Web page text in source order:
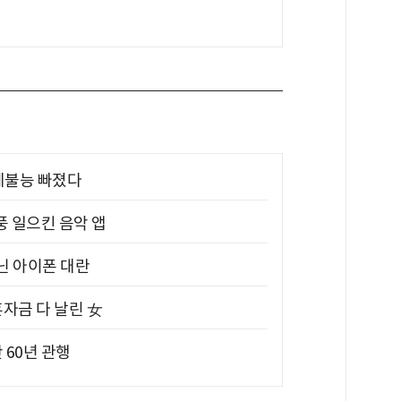
능 빠졌다
일으킨 음악 앱
아이폰 대란
금 다 날린 女
년 관행